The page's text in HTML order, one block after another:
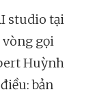
studio tại
vòng gọi
Huỳnh
bản